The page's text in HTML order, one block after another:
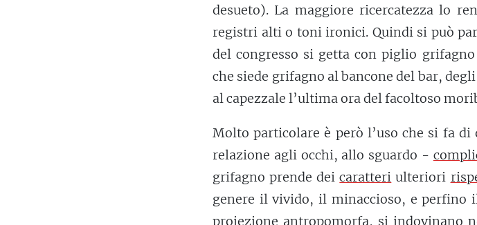
desueto). La maggiore ricercatezza lo
registri alti o toni ironici. Quindi si può
del congresso si getta con piglio
che siede grifagno al bancone del bar,
al capezzale l’ultima ora del facoltoso
Molto particolare è però l’uso che si fa
relazione agli occhi, allo sguardo -
grifagno prende deicaratteri ulteriori
genere il vivido, il minaccioso, e perfino
proiezione antropomorfa, si indovinano